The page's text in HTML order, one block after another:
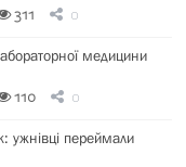
311 0
медицини
110 0
ужнівці переймали